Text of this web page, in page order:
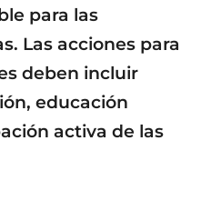
para las
Las acciones para
deben incluir
educación
activa de las